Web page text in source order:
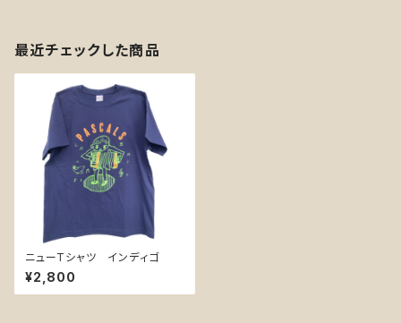
最近チェックした商品
ニューTシャツ インディゴ
¥2,800